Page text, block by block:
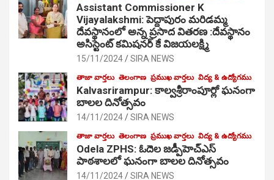
Assistant Commissioner K
Vijayalakshmi: పెద్దాపురం మరిడమ్మ
దేవస్థానంలో అన్న ప్రసాద వితరణ :దేవస్థానం
అసిస్టెంట్ కమిషనర్ కే విజయలక్ష్మి
15/11/2024 SIRA NEWS
తాజా వార్తలు తెలంగాణ ప్రముఖ వార్తలు విద్య & ఉద్యోగము
Kalvasrirampur: కాల్వశ్రీరాంపూర్లో ఘనంగా
బాలల దినోత్సవం
14/11/2024 SIRA NEWS
తాజా వార్తలు తెలంగాణ ప్రముఖ వార్తలు విద్య & ఉద్యోగము
Odela ZPHS: ఓదెల జ‌డ్పీహెచ్ఎస్
పాఠ‌శాల‌లో ఘనంగా బాలల దినోత్సవం
14/11/2024 SIRA NEWS